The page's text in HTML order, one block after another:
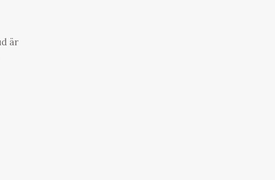
är